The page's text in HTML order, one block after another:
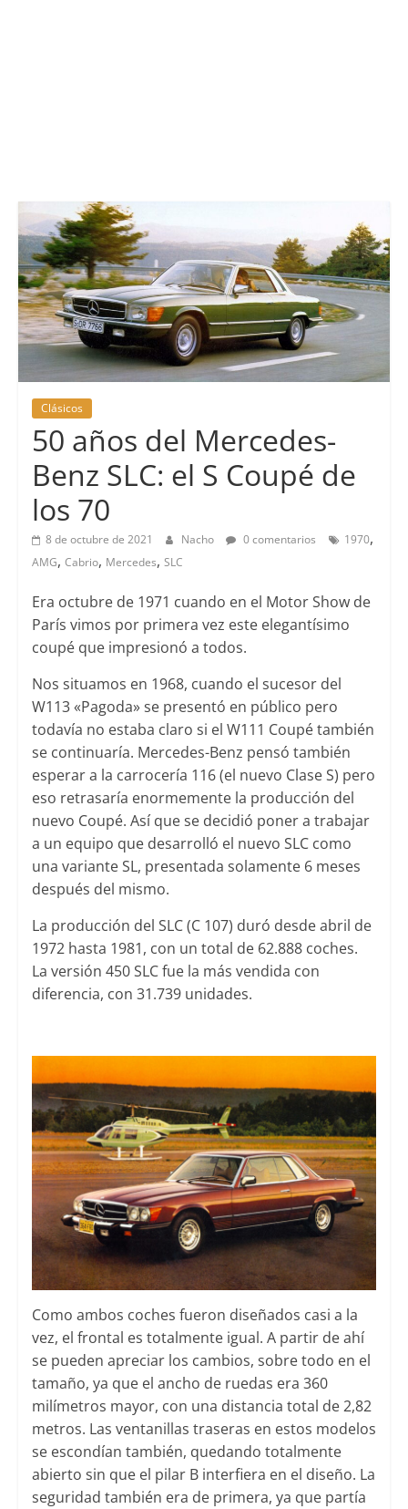
Clásicos
50 años del Mercedes-
Benz SLC: el S Coupé de
los 70
8 de octubre de 2021 Nacho 0 comentarios 1970,
AMG, Cabrio, Mercedes, SLC
Era octubre de 1971 cuando en el Motor Show de
París vimos por primera vez este elegantísimo
coupé que impresionó a todos.
Nos situamos en 1968, cuando el sucesor del
W113 «Pagoda» se presentó en público pero
todavía no estaba claro si el W111 Coupé también
se continuaría. Mercedes-Benz pensó también
esperar a la carrocería 116 (el nuevo Clase S) pero
eso retrasaría enormemente la producción del
nuevo Coupé. Así que se decidió poner a trabajar
a un equipo que desarrolló el nuevo SLC como
una variante SL, presentada solamente 6 meses
después del mismo.
La producción del SLC (C 107) duró desde abril de
1972 hasta 1981, con un total de 62.888 coches.
La versión 450 SLC fue la más vendida con
diferencia, con 31.739 unidades.
Como ambos coches fueron diseñados casi a la
vez, el frontal es totalmente igual. A partir de ahí
se pueden apreciar los cambios, sobre todo en el
tamaño, ya que el ancho de ruedas era 360
milímetros mayor, con una distancia total de 2,82
metros. Las ventanillas traseras en estos modelos
se escondían también, quedando totalmente
abierto sin que el pilar B interfiera en el diseño. La
seguridad también era de primera, ya que partía